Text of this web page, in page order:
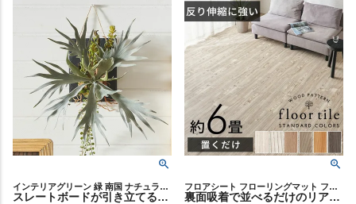
インテリアグリーン 緑 南国 ナチュラル カフェ 店舗 スタイリッシュ レストラン 装飾 フェイク グリーンリーフ プランツ アートデコレーション ガーデニング 室内装飾 プレゼント
スレートボードが引き立てるビカクシダのウォールハンギング 全長約60cm [94024]
フロアシート フローリングマット フロアマット ウッド調 賃貸
裏面吸着で並べるだけのリアルな木目調フロアタイル 72枚(約6畳) [lf-]